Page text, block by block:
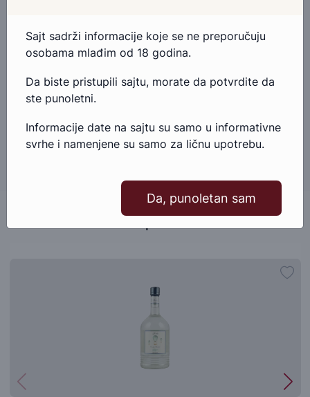
Pošaljite email
Kontakt telefonom
Sajt sadrži informacije koje se ne preporučuju
osobama mlađim od 18 godina.
Da biste pristupili sajtu, morate da potvrdite da
ste punoletni.
Informacije date na sajtu su samo u informativne
svrhe i namenjene su samo za ličnu upotrebu.
Da, punoletan sam